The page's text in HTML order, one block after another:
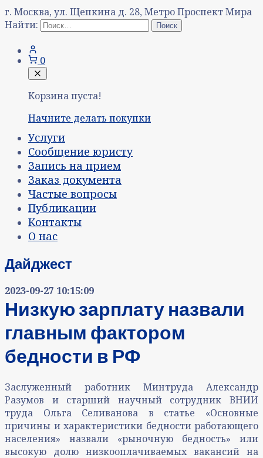
г. Москва, ул. Щепкина д. 28, Метро Проспект Мира
Найти:
0
Корзина пуста!
Начните делать покупки
Услуги
Сообщение юристу
Запись на прием
Заказ документа
Частые вопросы
Публикации
Контакты
О нас
Дайджест
2023-09-27 10:15:09
Низкую зарплату назвали
главным фактором
бедности в РФ
Заслуженный работник Минтруда Александр
Разумов и старший научный сотрудник ВНИИ
труда Ольга Селиванова в статье «Основные
причины и характеристики бедности работающего
населения» назвали «рыночную бедность» или
высокую долю низкооплачиваемых вакансий на